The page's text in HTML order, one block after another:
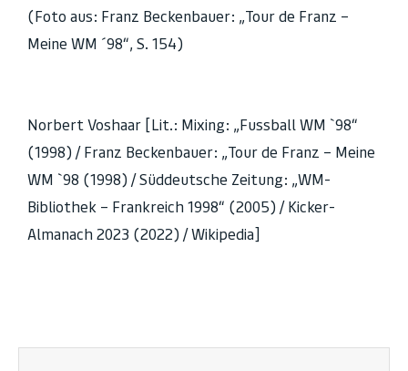
(Foto aus: Franz Beckenbauer: „Tour de Franz –
Meine WM ´98“, S. 154)
Norbert Voshaar [Lit.: Mixing: „Fussball WM `98“
(1998) / Franz Beckenbauer: „Tour de Franz – Meine
WM `98 (1998) / Süddeutsche Zeitung: „WM-
Bibliothek – Frankreich 1998“ (2005) / Kicker-
Almanach 2023 (2022) / Wikipedia]